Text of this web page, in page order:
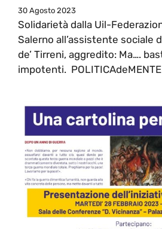
30 Agosto 2023
Solidarietà dalla Uil-
Salerno all’assistente sociale
de’ Tirreni, aggredito: Ma….
impotenti. POLITICAdeMENTE